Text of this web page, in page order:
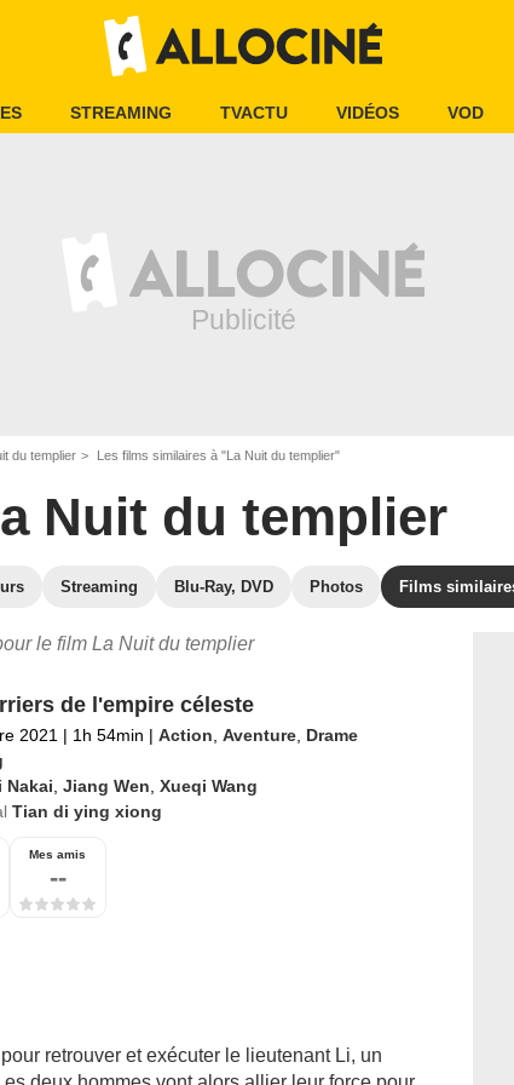
STREAMING TVACTU VIDÉOS VOD
du templier Les films similaires à "La Nuit du templier"
Nuit du templier
Streaming Blu-Ray, DVD Photos Films
le film La Nuit du templier
de l'empire céleste
2021 | 1h 54min | Action Aventure, Drame
Nakai Jiang Wen Xueqi Wang
Tian di ying xiong
Mes amis
--
retrouver et exécuter le lieutenant Li, un